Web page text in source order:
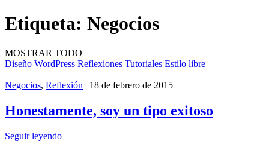
Etiqueta: Negocios
MOSTRAR TODO
Diseño WordPress Reflexiones Tutoriales Estilo libre
Negocios, Reflexión | 18 de febrero de 2015
Honestamente, soy un tipo exitoso
Seguir leyendo